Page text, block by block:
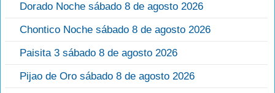
Dorado Noche sábado 8 de agosto 2026
Chontico Noche sábado 8 de agosto 2026
Paisita 3 sábado 8 de agosto 2026
Pijao de Oro sábado 8 de agosto 2026